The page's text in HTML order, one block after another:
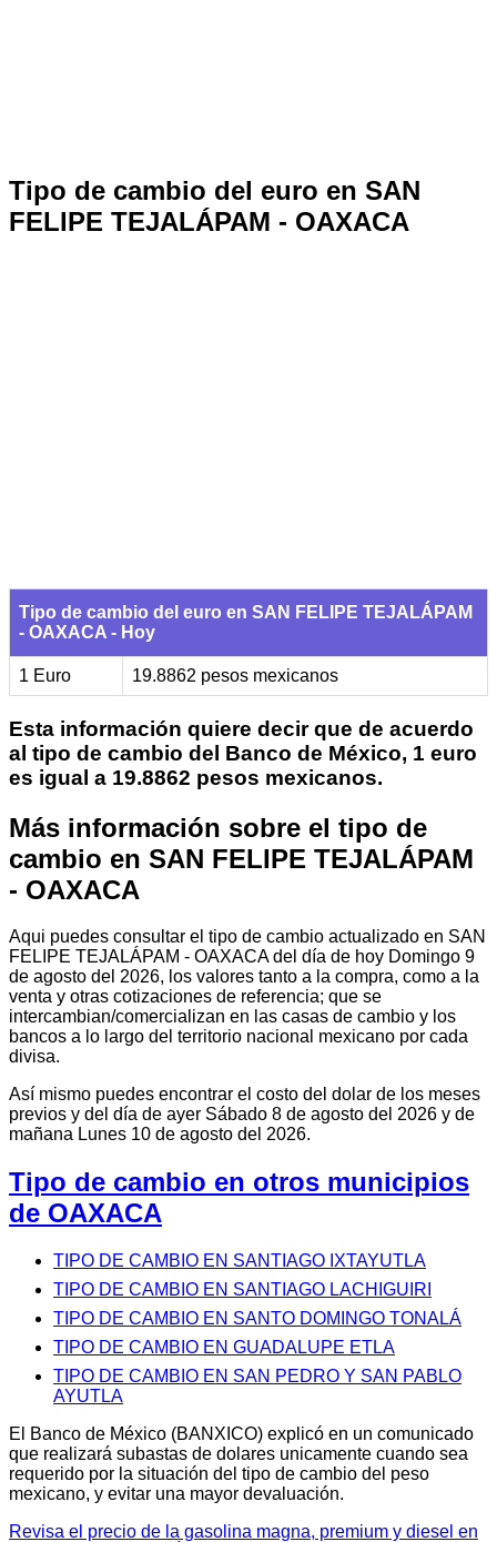
Tipo de cambio del euro en SAN
FELIPE TEJALÁPAM - OAXACA
Tipo de cambio del euro en SAN FELIPE TEJALÁPAM
- OAXACA - Hoy
1 Euro 19.8862 pesos mexicanos
Esta información quiere decir que de acuerdo
al tipo de cambio del Banco de México, 1 euro
es igual a 19.8862 pesos mexicanos.
Más información sobre el tipo de
cambio en SAN FELIPE TEJALÁPAM
- OAXACA
Aqui puedes consultar el tipo de cambio actualizado en SAN
FELIPE TEJALÁPAM - OAXACA del día de hoy Domingo 9
de agosto del 2026, los valores tanto a la compra, como a la
venta y otras cotizaciones de referencia; que se
intercambian/comercializan en las casas de cambio y los
bancos a lo largo del territorio nacional mexicano por cada
divisa.
Así mismo puedes encontrar el costo del dolar de los meses
previos y del día de ayer Sábado 8 de agosto del 2026 y de
mañana Lunes 10 de agosto del 2026.
Tipo de cambio en otros municipios
de OAXACA
TIPO DE CAMBIO EN SANTIAGO IXTAYUTLA
TIPO DE CAMBIO EN SANTIAGO LACHIGUIRI
TIPO DE CAMBIO EN SANTO DOMINGO TONALÁ
TIPO DE CAMBIO EN GUADALUPE ETLA
TIPO DE CAMBIO EN SAN PEDRO Y SAN PABLO
AYUTLA
El Banco de México (BANXICO) explicó en un comunicado
que realizará subastas de dolares unicamente cuando sea
requerido por la situación del tipo de cambio del peso
mexicano, y evitar una mayor devaluación.
Revisa el precio de la gasolina magna, premium y diesel en